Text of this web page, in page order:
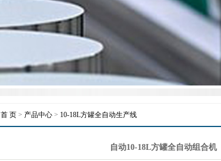
质量控制
联系我们
首 页 > 产品中心 > 10-18L方罐全自动生产线
自动10-18L方罐全自动组合机